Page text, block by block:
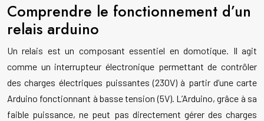
Comprendre le fonctionnement d’un
relais arduino
Un relais est un composant essentiel en domotique. Il agit
comme un interrupteur électronique permettant de contrôler
des charges électriques puissantes (230V) à partir d’une carte
Arduino fonctionnant à basse tension (5V). L’Arduino, grâce à sa
faible puissance, ne peut pas directement gérer des charges